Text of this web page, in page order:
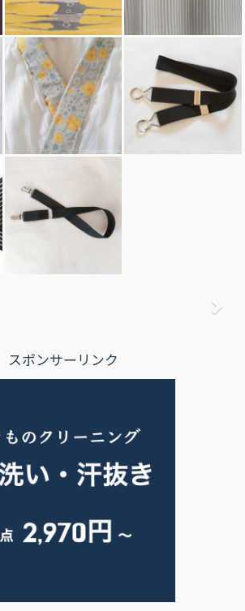
スポンサーリンク